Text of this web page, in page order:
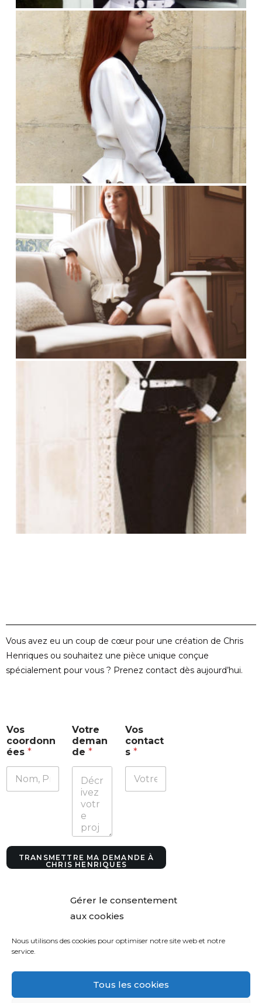
Gérer le consentement
aux cookies
Nous utilisons des cookies pour optimiser notre site web et notre
service.
Tous les cookies
Vous avez eu un coup de cœur pour une création de Chris
Henriques ou souhaitez une pièce unique conçue
spécialement pour vous ? Prenez contact dès aujourd’hui.
Vos
coordonn
ées *
Votre
deman
de *
r
e
Vos
contact
s*
TRANSMETTRE MA DEMANDE À
CHRIS HENRIQUES